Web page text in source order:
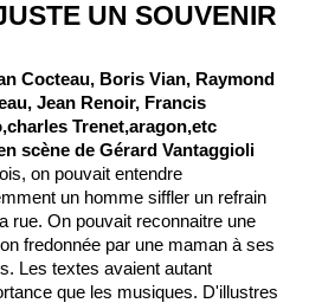
UN SOUVENIR
Cocteau, Boris Vian, Raymond
Jean Renoir, Francis
Trenet,aragon,etc
scène de Gérard Vantaggioli
on pouvait entendre
un homme siffler un refrain
rue. On pouvait reconnaitre une
fredonnée par une maman à ses
Les textes avaient autant
que les musiques. D'illustres